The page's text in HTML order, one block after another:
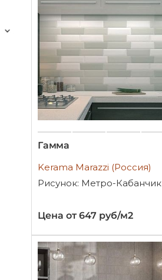
Гамма
Kerama Marazzi (Россия)
Рисунок: Метро-Кабанчик
Цена от 647 руб/м2